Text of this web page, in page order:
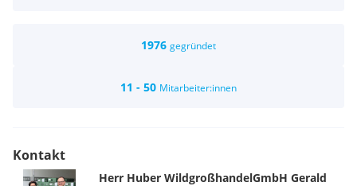
Leistungsgerechte Bezahlung, bei entsprechendem Einsatz
1976 gegründet
11 - 50 Mitarbeiter:innen
Kontakt
Herr Huber WildgroßhandelGmbH Gerald